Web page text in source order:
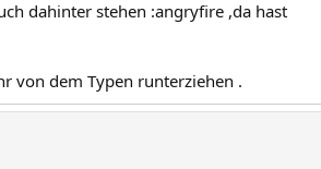
dahinter stehen :angryfire ,da hast
von dem Typen runterziehen .